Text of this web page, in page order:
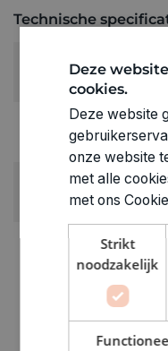
Technische
Schmink
GEWICHT
0.093kg
ARTIKELNUMMER
4080051
Deze
cookies.
Deze website
onze website
met alle
met ons
Strikt
noodzakelijk